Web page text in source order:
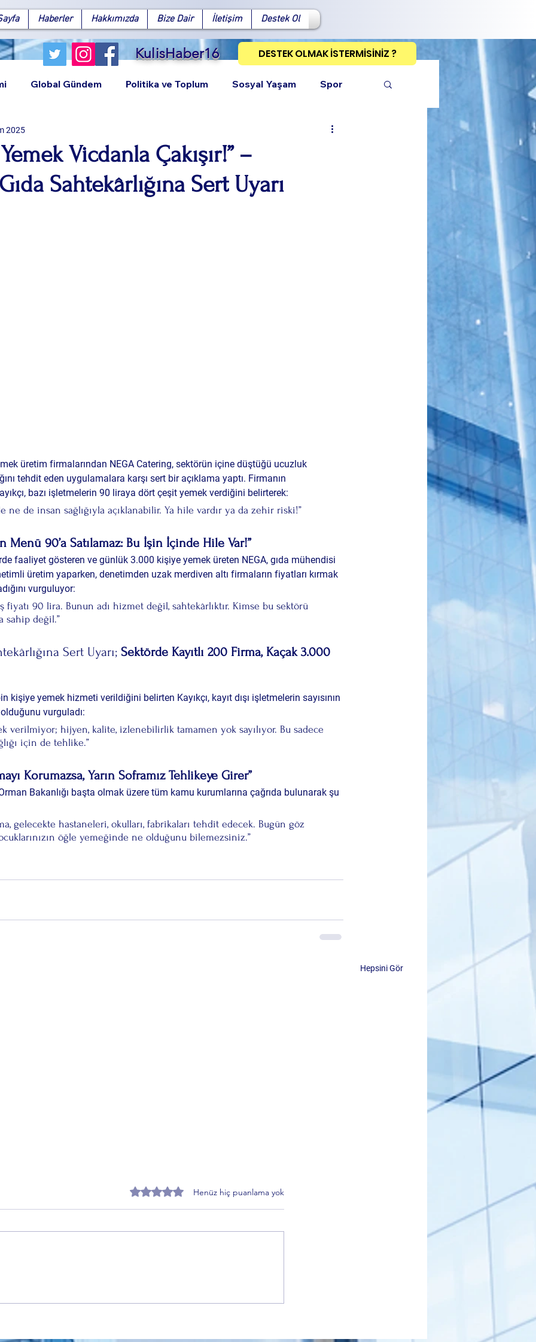
Haberler Hakkımızda Bize Dair İletişim Destek Ol
KulisHaber16 DESTEK OLMAK İSTERMİSİNİZ ?
Facebook X (Twitter)WhatsAppLinkedInPinterest Bağlantıyı Kopyala
Global Gündem Politika ve Toplum Sosyal Yaşam Spor
Vicdanla Çakışır!” –
Sahtekârlığına Sert Uyarı
2025
üretim firmalarından NEGA Catering, sektörün içine düştüğü ucuzluk
tehdit eden uygulamalara karşı sert bir açıklama yaptı. Firmanın
, bazı işletmelerin 90 liraya dört çeşit yemek verdiğini belirterek:
ne de insan sağlığıyla açıklanabilir. Ya hile vardır ya da zehir riski!”
Menü 90’a Satılamaz: Bu İşin İçinde Hile Var!”
faaliyet gösteren ve günlük 3.000 kişiye yemek üreten NEGA, gıda mühendisi
üretim yaparken, denetimden uzak merdiven altı firmaların fiyatları kırmak
vurguluyor:
fiyatı 90 lira. Bunun adı hizmet değil, sahtekârlıktır. Kimse bu sektörü
sahip değil.”
Sert Uyarı; Sektörde Kayıtlı 200 Firma, Kaçak 3.000
kişiye yemek hizmeti verildiğini belirten Kayıkçı, kayıt dışı işletmelerin sayısının
vurguladı:
verilmiyor; hijyen, kalite, izlenebilirlik tamamen yok sayılıyor. Bu sadece
için de tehlike.”
Korumazsa, Yarın Soframız Tehlikeye Girer”
Orman Bakanlığı başta olmak üzere tüm kamu kurumlarına çağrıda bulunarak şu
gelecekte hastaneleri, okulları, fabrikaları tehdit edecek. Bugün göz
öğle yemeğinde ne olduğunu bilemezsiniz.”
Hepsini Gör
Güvenpark'taki şehit aileleri ve
5 üzerinden 0 yıldızHenüz hiç puanlama yok